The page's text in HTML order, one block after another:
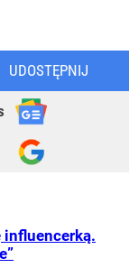
UDOSTĘPNIJ
influencerką.